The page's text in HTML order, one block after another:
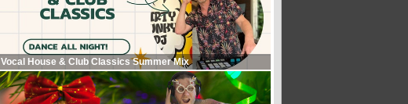
Vocal House & Club Classics Summer Mix